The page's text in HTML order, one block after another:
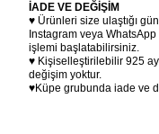
İADE VE DEĞİŞİM
♥ Ürünleri size ulaştığı
Instagram veya
işlemi başlatabilirsiniz.
♥ Kişiselleştirilebilir 925
değişim yoktur.
♥Küpe grubunda iade ve